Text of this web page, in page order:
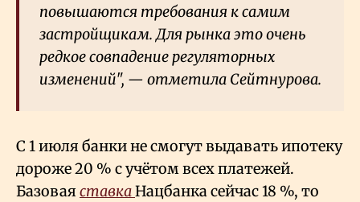
повышаются требования к самим
застройщикам. Для рынка это очень
редкое совпадение регуляторных
изменений", — отметила Сейтнурова.
С 1 июля банки не смогут выдавать ипотеку
дороже 20 % с учётом всех платежей.
Базовая ставкаНацбанка сейчас 18 %, то